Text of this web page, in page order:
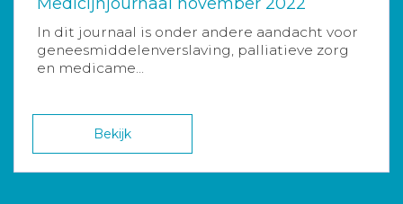
Medicijnjournaal november 2022
In dit journaal is onder andere aandacht voor
geneesmiddelenverslaving, palliatieve zorg
en medicame...
Bekijk